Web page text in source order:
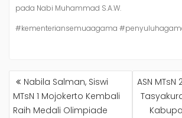
pada Nabi Muhammad S.A.W.
#kementeriansemuaagama
NAVIGASI
POSNabila Salman, Siswi
MTsN 1 Mojokerto Kembali
Raih Medali Olimpiade
ASN